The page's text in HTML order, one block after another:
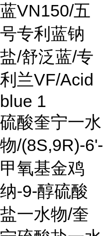
蓝VN150/五
号专利蓝钠
盐/舒泛蓝/专
利兰VF/Acid
blue 1
硫酸奎宁一水
物/(8S,9R)-6'-
甲氧基金鸡
纳-9-醇硫酸
盐一水物/奎